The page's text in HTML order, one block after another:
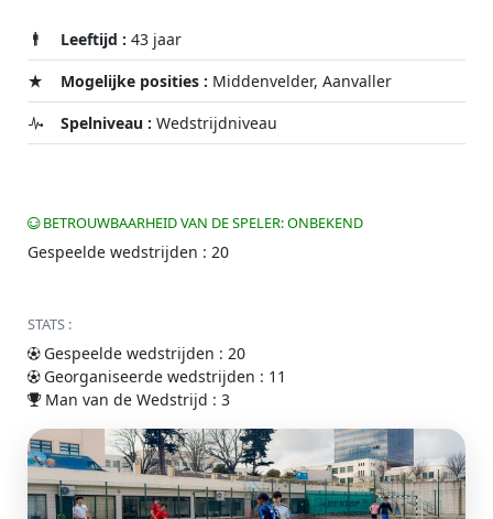
Leeftijd : 43 jaar
Mogelijke posities : Middenvelder, Aanvaller
Spelniveau : Wedstrijdniveau
BETROUWBAARHEID VAN DE SPELER: ONBEKEND
Gespeelde wedstrijden : 20
STATS :
Gespeelde wedstrijden : 20
Georganiseerde wedstrijden : 11
Man van de Wedstrijd : 3